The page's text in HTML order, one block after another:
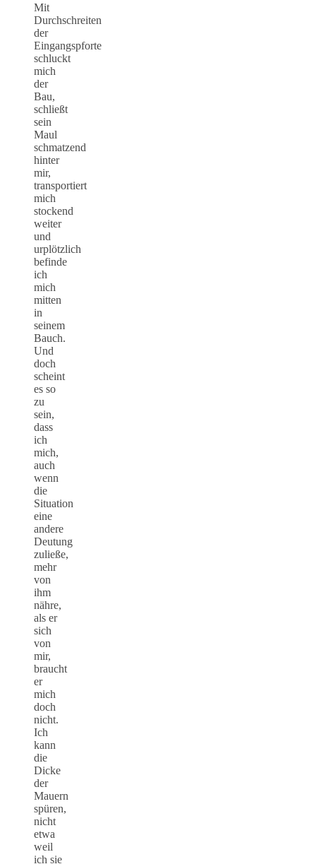
Mit
Durchschreiten
der
Eingangspforte
schluckt
mich
der
Bau,
schließt
sein
Maul
schmatzend
hinter
mir,
transportiert
mich
stockend
weiter
und
urplötzlich
befinde
ich
mich
mitten
in
seinem
Bauch.
Und
doch
scheint
es so
zu
sein,
dass
ich
mich,
auch
wenn
die
Situation
eine
andere
Deutung
zuließe,
mehr
von
ihm
nähre,
als er
sich
von
mir,
braucht
er
mich
doch
nicht.
Ich
kann
die
Dicke
der
Mauern
spüren,
nicht
etwa
weil
ich sie